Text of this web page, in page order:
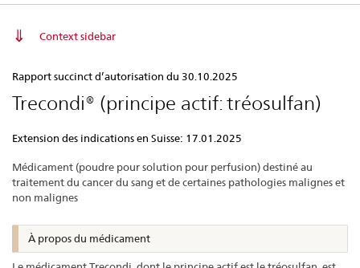
contact
Context sidebar
succinct
d’autorisation
–
Rapport succinct d’autorisation du 30.10.2025
Trecondi® (principe actif: tréosulfan)
Extension des indications en Suisse: 17.01.2025
Médicament (poudre pour solution pour perfusion) destiné au
traitement du cancer du sang et de certaines pathologies malignes et
non malignes
À propos du médicament